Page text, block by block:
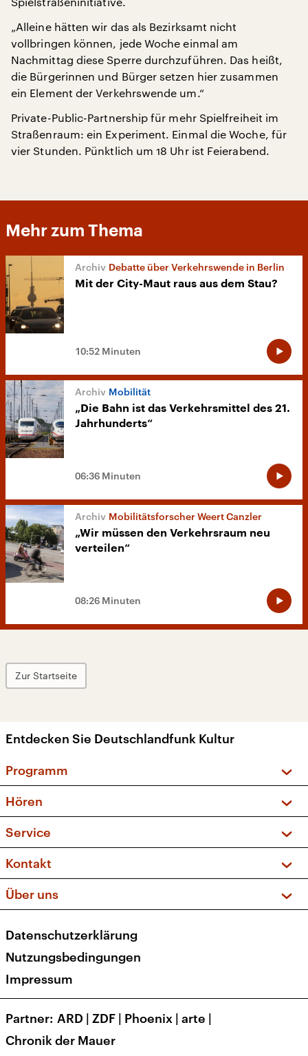
„Alleine hätten wir das als Bezirksamt nicht
vollbringen können, jede Woche einmal am
Nachmittag diese Sperre durchzuführen. Das heißt,
die Bürgerinnen und Bürger setzen hier zusammen
ein Element der Verkehrswende um.“
Private-Public-Partnership für mehr Spielfreiheit im
Straßenraum: ein Experiment. Einmal die Woche, für
vier Stunden. Pünktlich um 18 Uhr ist Feierabend.
Mehr zum Thema
Debatte über Verkehrswende in Berlin
Mit der City-Maut raus aus dem Stau?
10:52 Minuten
Mobilität
„Die Bahn ist das Verkehrsmittel des 21.
Jahrhunderts“
06:36 Minuten
Mobilitätsforscher Weert Canzler
„Wir müssen den Verkehrsraum neu
verteilen“
08:26 Minuten
Zur Startseite
Entdecken Sie Deutschlandfunk Kultur
Programm
Sendungen und Podcasts
Musikliste
Kakadu – Das Kinderprogramm
Hören
Frequenzen (UKW + DAB+)
Service
FAQ
Apps
Newsletter
Veranstaltungen
Kontakt
Social Media
Über uns
Presse
Karriere
Transparenz
Datenschutzerklärung
Nutzungsbedingungen
Impressum
Partner ARD | ZDF | Phoenix | arte |
Chronik der Mauer